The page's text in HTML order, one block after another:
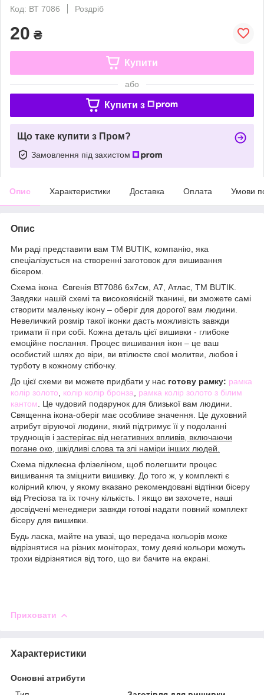
Код: ВТ 7086
Роздріб
20 ₴
Купити
або
Купити з
Що таке купити з Пром?
Замовлення під захистом
Опис Характеристики Доставка Оплата Умови
Опис
Ми раді представити вам ТМ BUTIK, компанію, яка
спеціалізується на створенні заготовок для вишивання
бісером.
Схема ікона Євгенія ВТ7086 6х7см, А7, Атлас, ТМ BUTIK.
Завдяки нашій схемі та високоякісній тканині, ви зможете самі
створити маленьку ікону – оберіг для дорогої вам людини.
Невеличкий розмір такої іконки дасть можливість завжди
тримати її при собі. Кожна деталь цієї вишивки - глибоке
емоційне послання. Процес вишивання ікон – це ваш
особистий шлях до віри, ви втілюєте свої молитви, любов і
турботу в кожному стібочку.
До цієї схеми ви можете придбати у нас готову рамку: рамка
колір золото
колір колір бронза
рамка колір золото з білим
кантом . Це чудовий подарунок для близької вам людини.
Священна ікона-оберіг має особливе значення. Це духовний
атрибут віруючої людини, який підтримує її у подоланні
труднощів і застерігає від негативних впливів, включаючи
погане око, шкідливі слова та злі наміри інших людей.
Схема підклеєна флізеліном, щоб полегшити процес
вишивання та зміцнити вишивку. До того ж, у комплекті є
колірний ключ, у якому вказано рекомендовані відтінки бісеру
від Preciosa та їх точну кількість. І якщо ви захочете, наші
досвідчені менеджери завжди готові надати повний комплект
бісеру для вишивки.
Будь ласка, майте на увазі, що передача кольорів може
відрізнятися на різних моніторах, тому деякі кольори можуть
трохи відрізнятися від того, що ви бачите на екрані.
Приховати
Характеристики
Основні атрибути